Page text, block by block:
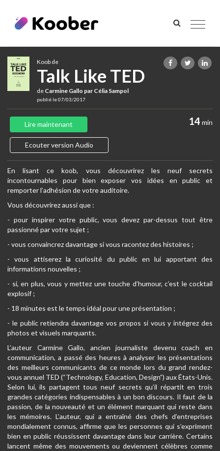
Toggle
Koob de
Talk Like TED
de Carmine Gallo par Célia Sampol
publié le 07/03/2017
14 min
Lire maintenant
Ecouter version Audio
En lisant ce koob, vous découvrirez les neuf secrets
incontournables pour bien exposer vos idées en public et
remporter l’adhésion de votre auditoire.
Vous découvrirez aussi que :
- pour inspirer votre public, vous devez par-dessus tout être
passionné par votre sujet ;
- vous convaincrez davantage si vous racontez des histoires ;
- vous attiserez la curiosité du public en lui apportant des
informations nouvelles ;
- si, en plus, vous y mettez une touche d’humour, c’est le cocktail
explosif ;
- 18 minutes est le temps idéal pour une présentation ;
- le public retiendra davantage vos propos si vous y intégrez des
photos et visuels marquants.
L’auteur Carmine Gallo, ancien journaliste devenu coach en
communication, a passé des heures à analyser les présentations
des meilleurs communicants de ce monde lors du grand rendez-
vous annuel TED (“Technology, Education, Design”) aux États-Unis.
Selon lui, ils partagent tous neuf secrets qu’il répartit en trois
grandes catégories indispensables à un bon discours. Il faut de la
passion, de la nouveauté et un élément marquant qui reste dans
les mémoires. L’auteur, qui a entraîné des chefs d’entreprises
mondialement connus, affirme que les personnes qui s’expriment
bien en public réussissent davantage dans leur carrière. Certains
lancent même des mouvements ou deviennent célèbres comme